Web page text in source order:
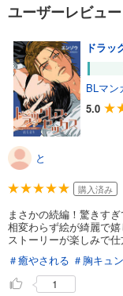
ユーザーレビュー
BLマン
5.0
と
購入済み
まさかの続編！驚きすぎ
相変わらず絵が綺麗で
ストーリーが楽しみで仕
＃癒やされる ＃胸キュン
1